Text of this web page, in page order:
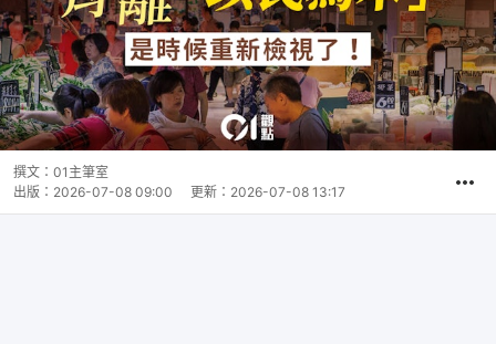
撰文： 01主筆室
出版： 2026-07-08 09:00 更新： 2026-07-08 13:17